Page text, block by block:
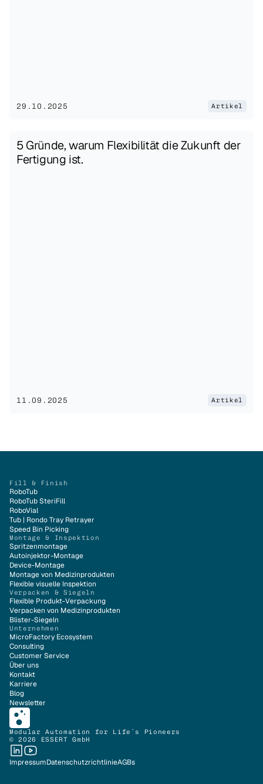
29.10.2025 Artikel
5 Gründe, warum Flexibilität die Zukunft der
Fertigung ist.
11.09.2025 Artikel
Fill & Finish
RoboTub
RoboTub SteriFill
RoboVial
Tub | Rondo Tray Retrayer
Speed Bin Picking
Montage & Inspektion
Spritzenmontage
Autoinjektor-Montage
Device-Montage
Montage von Medizinprodukten
Flexible visuelle Inspektion
Verpacken & Siegeln
Flexible Produkt-Verpackung
Verpacken von Medizinprodukten
Blister-Siegeln
Unternehmen
MicroFactory Ecosystem
Consulting
Customer Service
Über uns
Kontakt
Karriere
Blog
Newsletter
Modular Automation for Life´s Pioneers
© 2026 ESSERT GmbH
ImpressumDatenschutzrichtlinieAGBs